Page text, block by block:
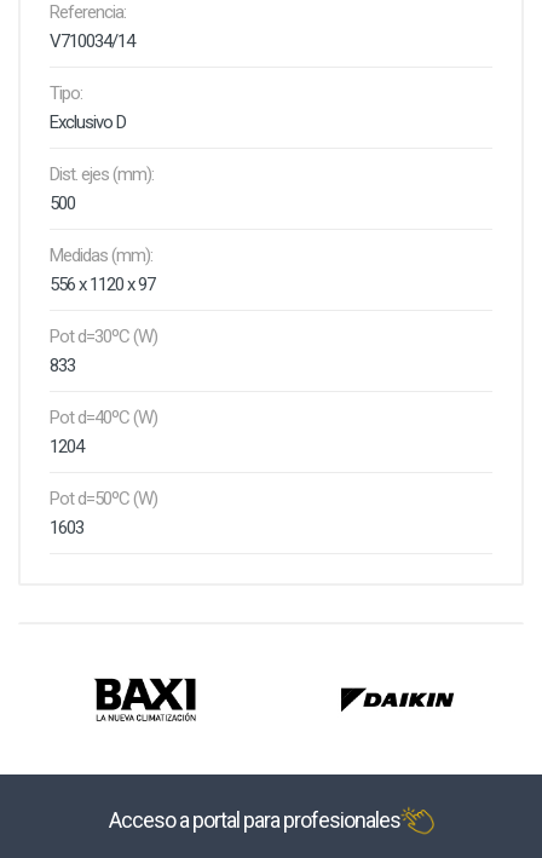
Referencia:
V710034/14
Tipo:
Exclusivo D
Dist. ejes (mm):
500
Medidas (mm):
556 x 1120 x 97
Pot d=30ºC (W)
833
Pot d=40ºC (W)
1204
Pot d=50ºC (W)
1603
Acceso a portal para profesionales